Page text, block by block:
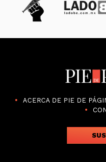
ACERCA DE PIE DE